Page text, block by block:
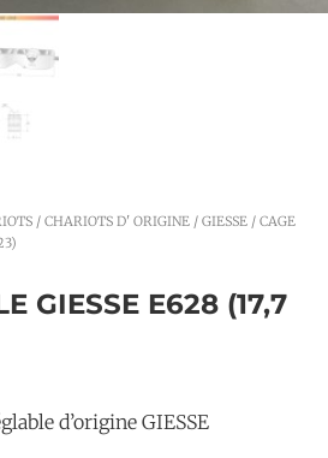
/ CHARIOTS D' ORIGINE / GIESSE / CAGE
GIESSE E628 (17,7
d’origine GIESSE